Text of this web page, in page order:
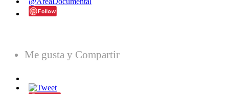
Me gusta y Compartir